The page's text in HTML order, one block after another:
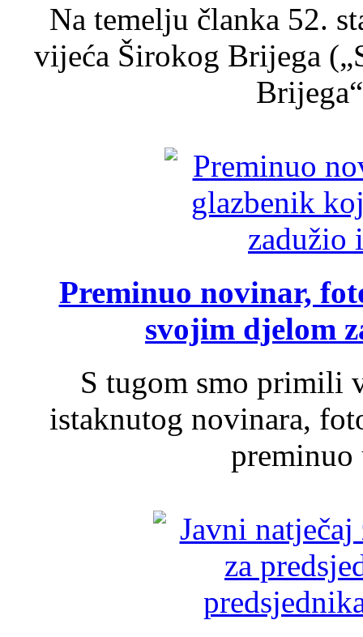
Na temelju članka 52.
vijeća Širokog Brijega
Preminuo novinar,
svojim djelom
S tugom smo primili
istaknutog novinara,